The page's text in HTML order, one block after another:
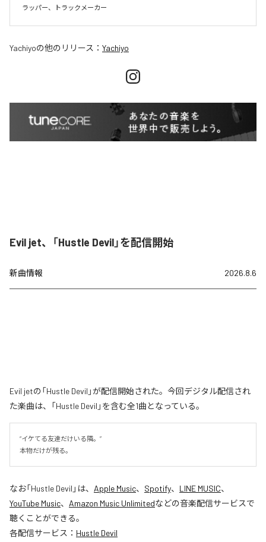
Yachiyoの他のリリース： Yachiyo
Evil jet、「Hustle Devil」を配信開始
新曲情報 2026.8.6
Evil jetの「Hustle Devil」が配信開始された。今回デジタル配信され
た楽曲は、「Hustle Devil」を含む全1曲となっている。
“イケてる友達だけいる隣。”
本物だけが残る。
なお「Hustle Devil 」は、 Apple Music、 Spotify、 LINE MUSIC、
YouTube Music、 Amazon Music Unlimitedなどの音楽配信サービスで
聴くことができる。
各配信サービス： Hustle Devil